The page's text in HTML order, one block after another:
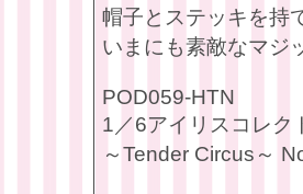
帽子とステッキを持
いまにも素敵なマジ
POD059-HTN
1／6アイリスコレク
～Tender Circus～